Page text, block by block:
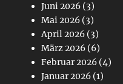
Juni 2026 (3)
Mai 2026 (3)
April 2026 (3)
März 2026 (6)
Februar 2026 (4)
Januar 2026 (1)